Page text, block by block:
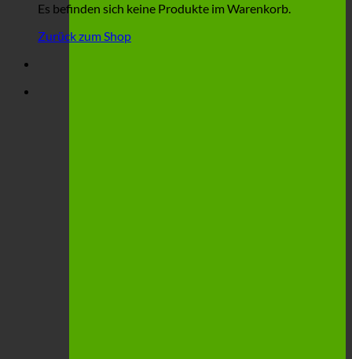
Es befinden sich keine Produkte im Warenkorb.
Zurück zum Shop